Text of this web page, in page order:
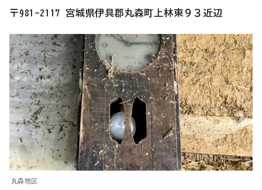
〒981-2117 宮城県伊具郡丸森町上林東９３近辺
丸森地区